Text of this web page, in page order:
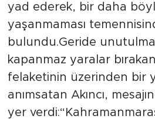
yad ederek, bir daha
yaşanmaması
bulundu.Geride
kapanmaz yaralar
felaketinin üzerinden bir
anımsatan Akıncı,
yer